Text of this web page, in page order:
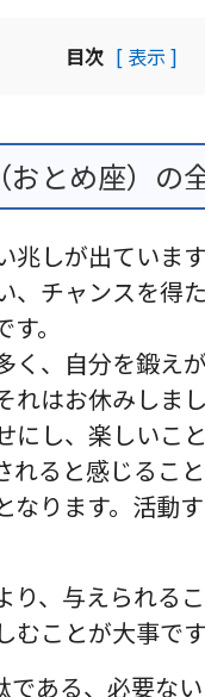
目次 [ 表示 ]
とめ座）の
しが出ています
、チャンスを得
。
く、自分を鍛え
はお休みしまし
にし、楽しいこ
ると感じること
なります。活動
、与えられる
ことが大事です
ある、必要な